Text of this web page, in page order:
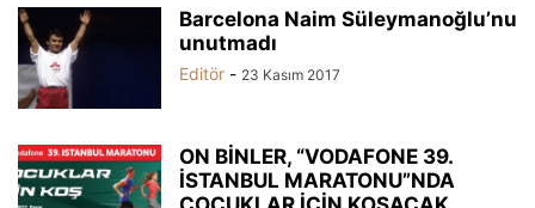
Barcelona Naim Süleymanoğlu’nu
unutmadı
Editör - 23 Kasım 2017
ON BİNLER, “VODAFONE 39.
İSTANBUL MARATONU”NDA